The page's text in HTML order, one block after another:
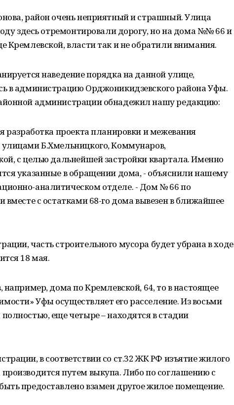
район очень неприятный и страшный. Улица
здесь отремонтировали дорогу, но на дома №№ 66 и
Кремлевской, власти так и не обратили внимания.
наведение порядка на данной улице,
в администрацию Орджоникидзевского района Уфы.
администрации обнадежил нашу редакцию:
разработка проекта планировки и межевания
улицами Б.Хмельницкого, Коммунаров,
с целью дальнейшей застройки квартала. Именно
указанные в обращении дома, - объяснили нашему
аналитическом отделе. - Дом № 66 по
вместе с остатками 68-го дома вывезен в ближайшее
часть строительного мусора будет убрана в ходе
18 мая.
например, дома по Кремлевской, 64, то в настоящее
Уфы осуществляет его расселение. Из восьми
еще четыре – находятся в стадии
в соответствии со ст.32 ЖК РФ изъятие жилого
путем выкупа. Либо по соглашению с
предоставлено взамен другое жилое помещение.